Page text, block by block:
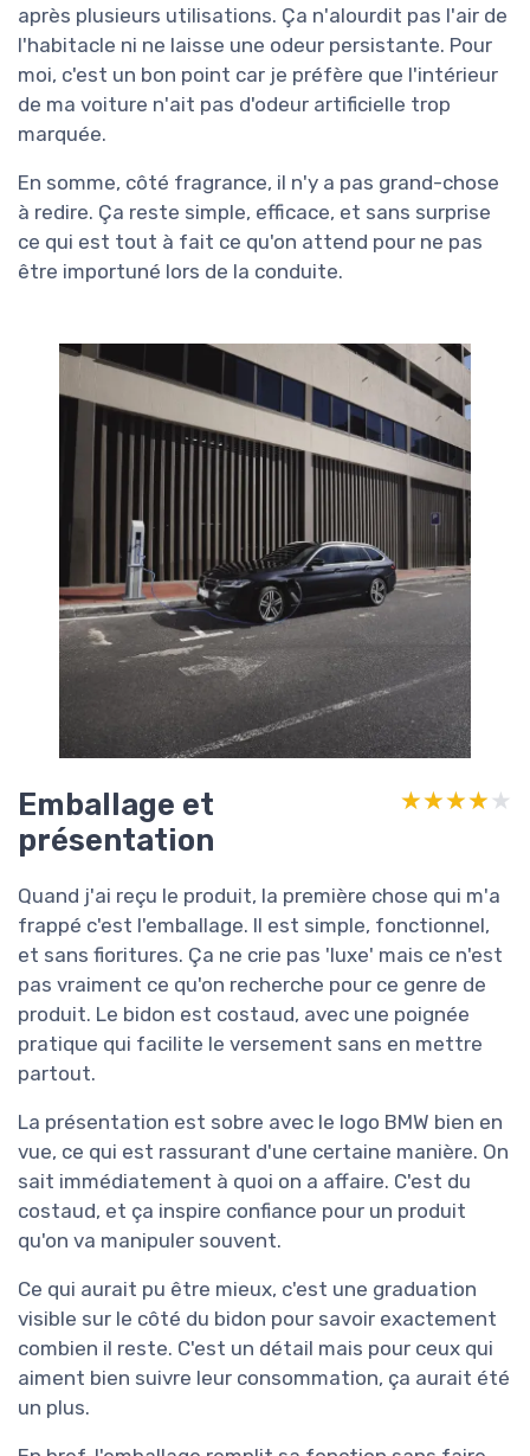
après plusieurs utilisations. Ça n'alourdit pas l'air de
l'habitacle ni ne laisse une odeur persistante. Pour
moi, c'est un bon point car je préfère que l'intérieur
de ma voiture n'ait pas d'odeur artificielle trop
marquée.
En somme, côté fragrance, il n'y a pas grand-chose
à redire. Ça reste simple, efficace, et sans surprise
ce qui est tout à fait ce qu'on attend pour ne pas
être importuné lors de la conduite.
Emballage et
présentation
★★★★★
★★★★★
Quand j'ai reçu le produit, la première chose qui m'a
frappé c'est l'emballage. Il est simple, fonctionnel,
et sans fioritures. Ça ne crie pas 'luxe' mais ce n'est
pas vraiment ce qu'on recherche pour ce genre de
produit. Le bidon est costaud, avec une poignée
pratique qui facilite le versement sans en mettre
partout.
La présentation est sobre avec le logo BMW bien en
vue, ce qui est rassurant d'une certaine manière. On
sait immédiatement à quoi on a affaire. C'est du
costaud, et ça inspire confiance pour un produit
qu'on va manipuler souvent.
Ce qui aurait pu être mieux, c'est une graduation
visible sur le côté du bidon pour savoir exactement
combien il reste. C'est un détail mais pour ceux qui
aiment bien suivre leur consommation, ça aurait été
un plus.